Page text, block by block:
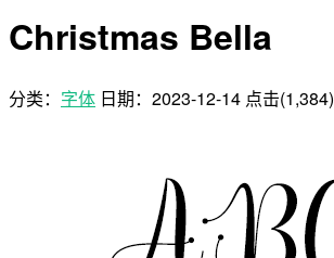
Christmas Bella
分类： 字体 日期： 2023-12-14 点击(1,384)